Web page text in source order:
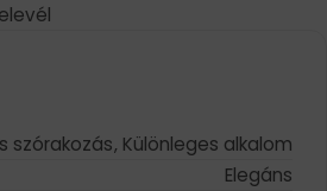
szórakozás, Különleges alkalom
Elegáns